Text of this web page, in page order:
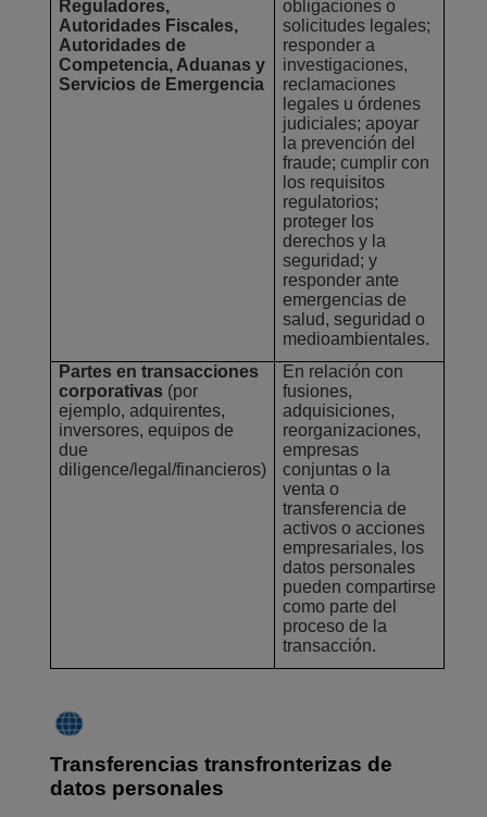
Reguladores,
Autoridades Fiscales,
Autoridades de
Competencia, Aduanas y
Servicios de Emergencia
obligaciones o
solicitudes legales;
responder a
investigaciones,
reclamaciones
legales u órdenes
judiciales; apoyar
la prevención del
fraude; cumplir con
los requisitos
regulatorios;
proteger los
derechos y la
seguridad; y
responder ante
emergencias de
salud, seguridad o
medioambientales.
Partes en transacciones
corporativas (por
ejemplo, adquirentes,
inversores, equipos de
due
diligence/legal/financieros)
En relación con
fusiones,
adquisiciones,
reorganizaciones,
empresas
conjuntas o la
venta o
transferencia de
activos o acciones
empresariales, los
datos personales
pueden compartirse
como parte del
proceso de la
transacción.
Transferencias transfronterizas de
datos personales